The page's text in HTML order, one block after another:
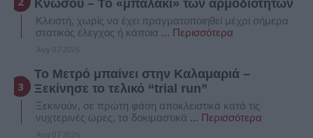
Κνωσού – Το «μπαλάκι» των αρμοδιοτήτων
Κλειστή, χωρίς να έχει πραγματοποιηθεί μέχρι σήμερα
στατικός έλεγχος ή κάποια ... Περισσότερα
Αυγ 07 2026
Το Μετρό μπαίνει στην Καλαμαριά –
Ξεκίνησε το τελικό “trial run”
Ξεκινούν, σε πρώτη φάση αποκλειστικά κατά τις
νυχτερινές ώρες, τα δοκιμαστικά ... Περισσότερα
Αυγ 07 2026